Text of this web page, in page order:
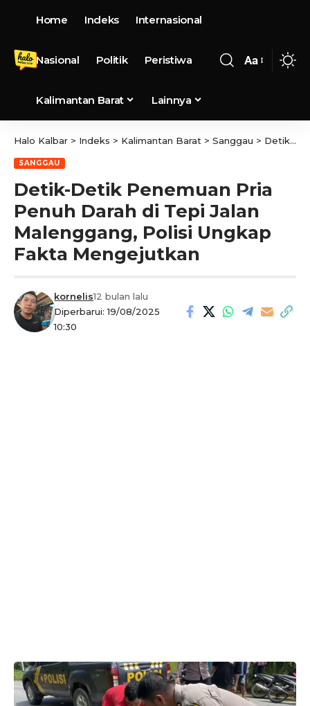
Home Indeks Internasional
Nasional Politik Peristiwa
Kalimantan Barat Lainnya
Aa
Halo Kalbar > Indeks > Kalimantan Barat > Sanggau > Detik-Detik Penemuan Pria Penuh Darah di Tepi Jalan Malenggang, Polisi Ungkap Fakta Mengejutkan
SANGGAU
Detik-Detik Penemuan Pria
Penuh Darah di Tepi Jalan
Malenggang, Polisi Ungkap
Fakta Mengejutkan
Diperbarui: 19/08/2025
10:30
kornelis12 bulan lalu